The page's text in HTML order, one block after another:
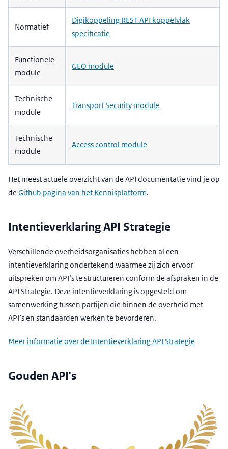
Normatief
Digikoppeling REST API koppelvlak
specificatie
Functionele
module
GEO module
Technische
module
Transport Security module
Technische
module
Access control module
Het meest actuele overzicht van de API documentatie vind je op
de Github pagina van het Kennisplatform.
Intentieverklaring API Strategie
Verschillende overheidsorganisaties hebben al een
intentieverklaring ondertekend waarmee zij zich ervoor
uitspreken om API’s te structureren conform de afspraken in de
API Strategie. Deze intentieverklaring is opgesteld om
samenwerking tussen partijen die binnen de overheid met
API’s en standaarden werken te bevorderen.
Meer informatie over de Intentieverklaring API Strategie
Gouden API's